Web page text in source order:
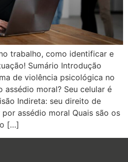
trabalho, como identificar e
Sumário Introdução
de violência psicológica no
moral? Seu celular é
Indireta: seu direito de
assédio moral Quais são os
[…]